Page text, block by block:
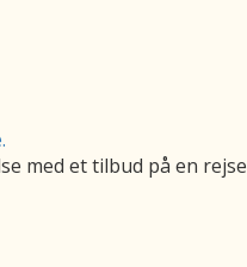
med et tilbud på en